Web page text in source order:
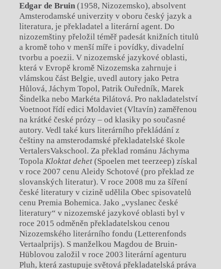
Edgar de Bruin(1958, Nizozemsko), absolvent
Amsterodamské univerzity v oboru český jazyk a
literatura, je překladatel a literární agent. Do
nizozemštiny přeložil téměř padesát knižních titulů
a kromě toho v menší míře i povídky, divadelní
tvorbu a poezii. V nizozemské jazykové oblasti,
která v Evropě kromě Nizozemska zahrnuje i
vlámskou část Belgie, uvedl autory jako Petra
Hůlová, Jáchym Topol, Patrik Ouředník, Marek
Šindelka nebo Markéta Pilátová. Pro nakladatelství
Voetnoot řídí edici Moldaviet (Vltavín) zaměřenou
na krátké české prózy – od klasiky po současné
autory. Vedl také kurs literárního překládání z
češtiny na amsterodamské překladatelské škole
VertalersVakschool. Za překlad románu Jáchyma
Topola Kloktat dehet (Spoelen met teerzeep) získal
v roce 2007 cenu Aleidy Schotové (pro překlad ze
slovanských literatur). V roce 2008 mu za šíření
české literatury v cizině udělila Obec spisovatelů
cenu Premia Bohemica. Jako „vyslanec české
literatury“ v nizozemské jazykové oblasti byl v
roce 2015 odměněn překladatelskou cenou
Nizozemského literárního fondu (Letterenfonds
Vertaalprijs). S manželkou Magdou de Bruin-
Hüblovou založil v roce 2003 literární agenturu
Pluh, která zastupuje světová překladatelská práva